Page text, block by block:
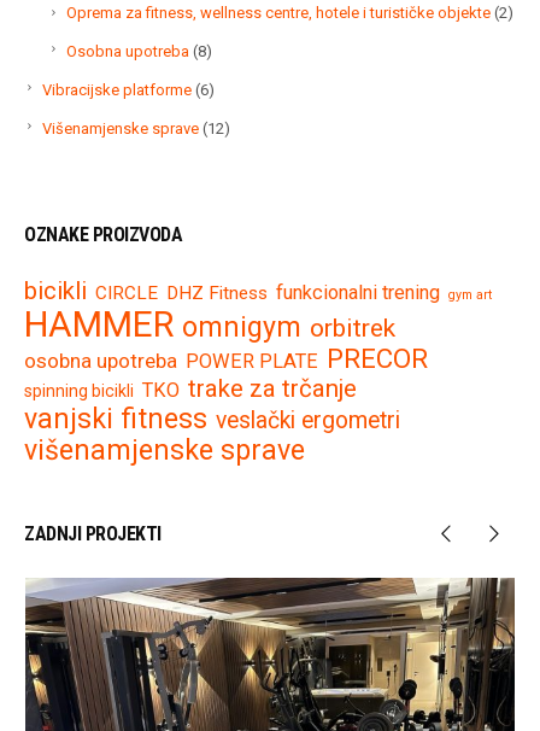
Oprema za fitness, wellness centre, hotele i turističke objekte 22
Osobna upotreba 88
Vibracijske platforme 66
Višenamjenske sprave 1212
OZNAKE PROIZVODA
bicikli CIRCLE DHZ Fitness funkcionalni trening gym art
HAMMER omnigym orbitrek
osobna upotreba POWER PLATE PRECOR
spinning bicikli TKO trake za trčanje
vanjski fitness veslački ergometri
višenamjenske sprave
ZADNJI PROJEKTI